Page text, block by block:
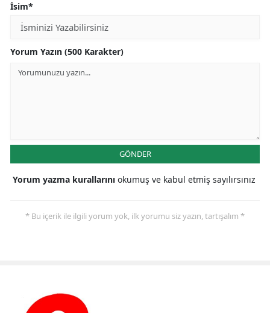
İsim*
Yorum Yazın (500 Karakter)
GÖNDER
Yorum yazma kurallarını okumuş ve kabul etmiş sayılırsınız
* Bu içerik ile ilgili yorum yok, ilk yorumu siz yazın, tartışalım *